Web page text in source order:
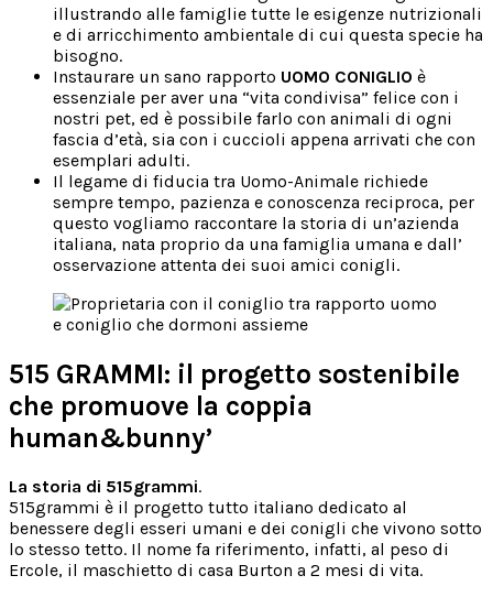
illustrando alle famiglie tutte le esigenze nutrizionali
e di arricchimento ambientale di cui questa specie ha
bisogno.
Instaurare un sano rapporto UOMO CONIGLIO è
essenziale per aver una “vita condivisa” felice con i
nostri pet, ed è possibile farlo con animali di ogni
fascia d’età, sia con i cuccioli appena arrivati che con
esemplari adulti.
Il legame di fiducia tra Uomo-Animale richiede
sempre tempo, pazienza e conoscenza reciproca, per
questo vogliamo raccontare la storia di un’azienda
italiana, nata proprio da una famiglia umana e dall’
osservazione attenta dei suoi amici conigli.
515 GRAMMI: il progetto sostenibile
che promuove la coppia
human&bunny’
La storia di 515grammi.
515grammi è il progetto tutto italiano dedicato al
benessere degli esseri umani e dei conigli che vivono sotto
lo stesso tetto. Il nome fa riferimento, infatti, al peso di
Ercole, il maschietto di casa Burton a 2 mesi di vita.